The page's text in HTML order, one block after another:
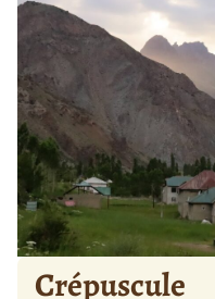
Crépuscule